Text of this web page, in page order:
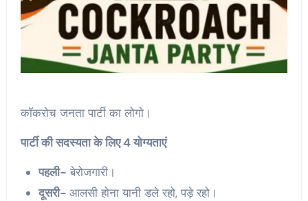
कॉकरोच जनता पार्टी का लोगो।
पार्टी की सदस्यता के लिए 4 योग्यताएं
पहली- बेरोजगारी।
दूसरी- आलसी होना यानी डले रहो, पड़े रहो।